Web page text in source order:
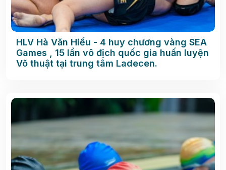
HLV Hà Văn Hiếu - 4 huy chương vàng SEA
Games , 15 lần vô địch quốc gia huấn luyện
Võ thuật tại trung tâm Ladecen.